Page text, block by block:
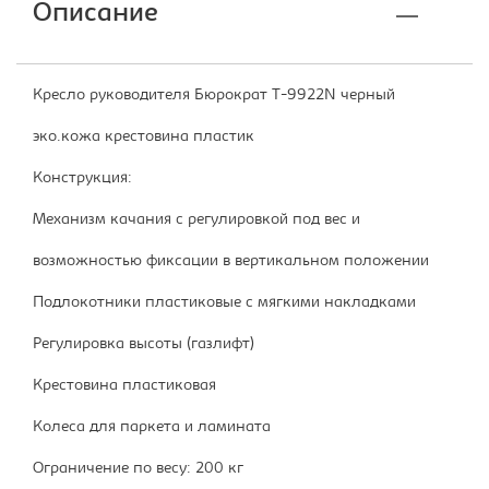
Описание
Кресло руководителя Бюрократ T-9922N черный
эко.кожа крестовина пластик
Конструкция:
Механизм качания с регулировкой под вес и
возможностью фиксации в вертикальном положении
Подлокотники пластиковые с мягкими накладками
Регулировка высоты (газлифт)
Крестовина пластиковая
Колеса для паркета и ламината
Ограничение по весу: 200 кг